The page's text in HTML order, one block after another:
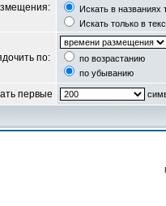
Искать в названиях
Искать только в
по:
по возрастанию
по убыванию
первые